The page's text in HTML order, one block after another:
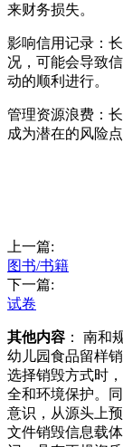
来财务损失。
影响信用记录：
况，可能会导致
动的顺利进行。
管理资源浪费：
成为潜在的风险点
上一篇:
图书/书籍
下一篇:
试卷
其他内容 ： 南和
幼儿园食品留样
选择销毁方式时
全和环境保护。
意识，从源头上
文件销毁信息载